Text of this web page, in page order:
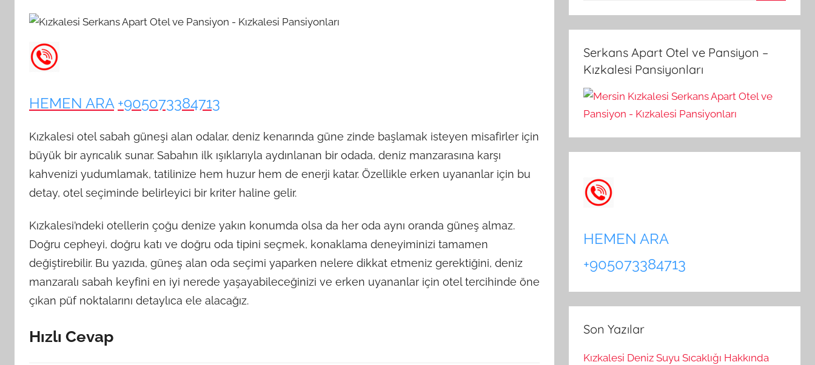
HEMEN ARA +905073384713
Kızkalesi otel sabah güneşi alan odalar, deniz kenarında güne zinde başlamak isteyen misafirler için
büyük bir ayrıcalık sunar. Sabahın ilk ışıklarıyla aydınlanan bir odada, deniz manzarasına karşı
kahvenizi yudumlamak, tatilinize hem huzur hem de enerji katar. Özellikle erken uyananlar için bu
detay, otel seçiminde belirleyici bir kriter haline gelir.
Kızkalesi’ndeki otellerin çoğu denize yakın konumda olsa da her oda aynı oranda güneş almaz.
Doğru cepheyi, doğru katı ve doğru oda tipini seçmek, konaklama deneyiminizi tamamen
değiştirebilir. Bu yazıda, güneş alan oda seçimi yaparken nelere dikkat etmeniz gerektiğini, deniz
manzaralı sabah keyfini en iyi nerede yaşayabileceğinizi ve erken uyananlar için otel tercihinde öne
çıkan püf noktalarını detaylıca ele alacağız.
Hızlı Cevap
a
m
a
:
Serkans Apart Otel ve Pansiyon –
Kızkalesi Pansiyonları
HEMEN ARA
+905073384713
Son Yazılar
Kızkalesi Deniz Suyu Sıcaklığı Hakkında